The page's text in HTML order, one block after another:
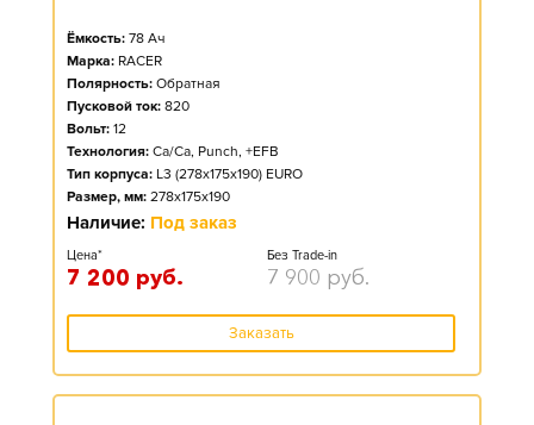
Ёмкость: 78 Ач
Марка: RACER
Полярность: Обратная
Пусковой ток: 820
Вольт: 12
Технология: Ca/Ca, Punch, +EFB
Тип корпуса: L3 (278x175x190) EURO
Размер, мм: 278x175x190
Наличие: Под заказ
Цена*
7 200 руб.
Без Trade-in
7 900 руб.
Заказать